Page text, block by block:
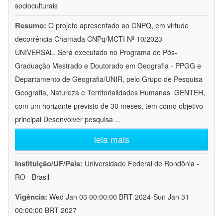
socioculturais
Resumo: O projeto apresentado ao CNPQ, em virtude
decorrência Chamada CNPq/MCTI Nº 10/2023 -
UNIVERSAL. Será executado no Programa de Pós-
Graduação Mestrado e Doutorado em Geografia - PPGG e
Departamento de Geografia/UNIR, pelo Grupo de Pesquisa
Geografia, Natureza e Territorialidades Humanas  GENTEH,
com um horizonte previsto de 30 meses, tem como objetivo
principal Desenvolver pesquisa ...
leia mais
Instituição/UF/País: Universidade Federal de Rondônia -
RO - Brasil
Vigência: Wed Jan 03 00:00:00 BRT 2024-Sun Jan 31
00:00:00 BRT 2027